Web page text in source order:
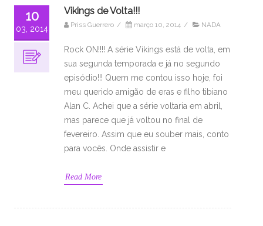
10
03, 2014
Vikings de Volta!!!
Priss Guerrero / março 10, 2014 / NADA
Rock ON!!!! A série Vikings está de volta, em
sua segunda temporada e já no segundo
episódio!!! Quem me contou isso hoje, foi
meu querido amigão de eras e filho tibiano
Alan C. Achei que a série voltaria em abril,
mas parece que já voltou no final de
fevereiro. Assim que eu souber mais, conto
para vocês. Onde assistir e
Read More